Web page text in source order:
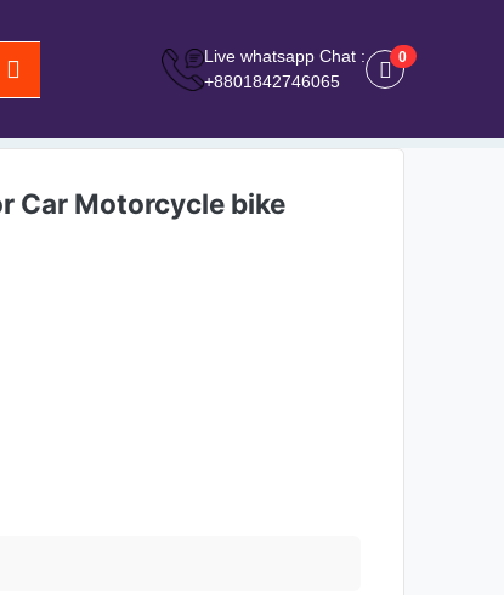
Live whatsapp Chat :
+8801842746065
0
0
Car Motorcycle bike